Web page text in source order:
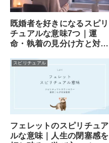
既婚者を好きになるスピリ
チュアルな意味7つ｜運
命・執着の見分け方と対処
スピリチュアル
フェレットのスピリチュア
ルな意味｜人生の閉塞感を